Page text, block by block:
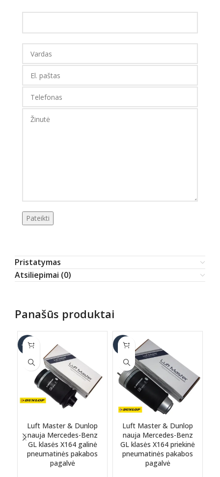
Pristatymas
Atsiliepimai (0)
Panašūs produktai
-17%
Luft Master & Dunlop
nauja Mercedes-Benz
GL klasės X164 galinė
pneumatinės pakabos
pagalvė
-6%
Luft Master & Dunlop
nauja Mercedes-Benz
GL klasės X164 priekinė
pneumatinės pakabos
pagalvė